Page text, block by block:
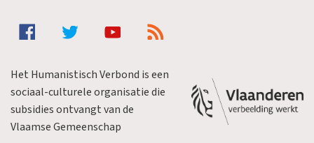
Het Humanistisch Verbond is een
sociaal-culturele organisatie die
subsidies ontvangt van de
Vlaamse Gemeenschap